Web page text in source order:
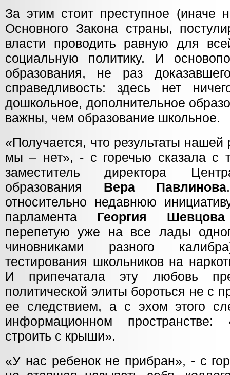
За этим стоит преступное (иначе
Основного Закона страны,
власти проводить равную для
социальную политику. И
образования, не раз
справедливость: здесь нет
дошкольное, дополнительное
важны, чем образование школьное.
«Получается, что результаты
мы – нет», - с горечью сказала с
заместитель директора
образования Вера Павлинова
относительно недавнюю
парламента Георгия Шевцова
перепетую уже на все лады
чиновниками разного
тестирования школьников на
И припечатала эту любовь
политической элиты бороться не с
ее следствием, а с эхом этого
информационном
строить с крыши».
«У нас ребенок не прибран», - с